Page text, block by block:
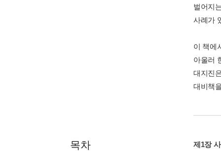
벌어지
사례가
이 책에
아울러
대지진
대비책
목차
제1장